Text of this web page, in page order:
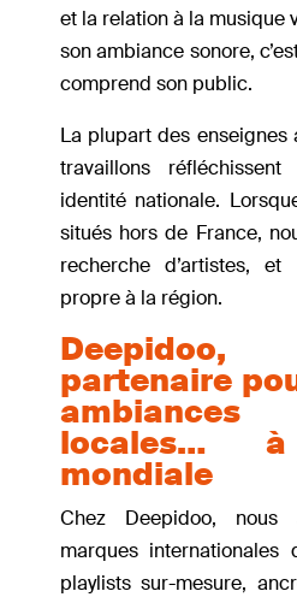
et la relation à la musique
son ambiance sonore,
comprend son public.
La plupart des enseignes
travaillons
identité nationale.
situés hors de France,
recherche d’artistes,
propre à la région.
partenaire
locales… à
mondiale
Chez Deepidoo, nous
marques
playlists sur-mesure,